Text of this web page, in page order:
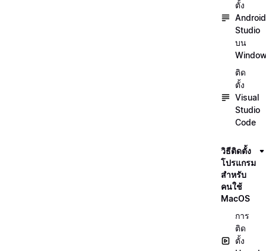
ตั้ง
Android
Studio
บน
ติด
ตั้ง
Visual
Studio
Code
วิธีติดตั้ง
โปรแกรม
สำหรับ
คนใช้
MacOS
การ
ติด
ตั้ง